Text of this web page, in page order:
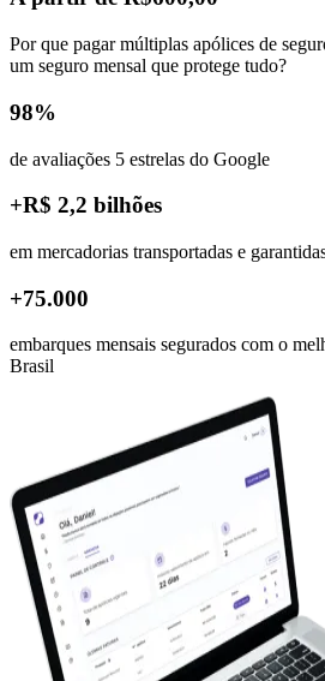
Por que pagar múltiplas apólices de
um seguro mensal que protege tudo?
98%
de avaliações 5 estrelas do Google
+R$ 2,2 bilhões
em mercadorias transportadas e
+75.000
embarques mensais segurados com o
Brasil